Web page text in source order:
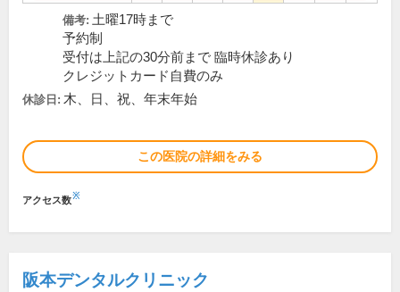
備考: 土曜17時まで
予約制
受付は上記の30分前まで 臨時休診あり
クレジットカード自費のみ
休診日: 木、日、祝、年末年始
この医院の詳細をみる
アクセス数※
阪本デンタルクリニック